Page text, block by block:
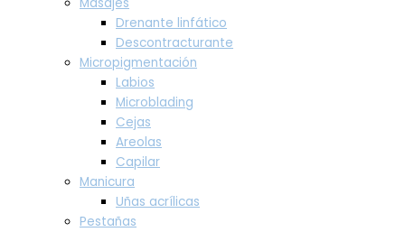
Drenante linfático
Descontracturante
Micropigmentación
Labios
Microblading
Cejas
Areolas
Capilar
Manicura
Uñas acrílicas
Pestañas